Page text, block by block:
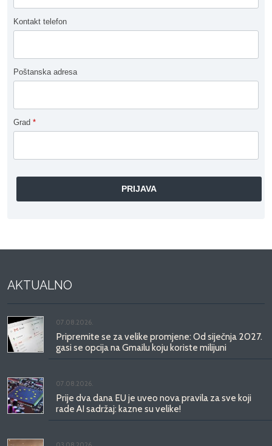
Kontakt telefon
Poštanska adresa
Grad *
AKTUALNO
07.08.2026.
Pripremite se za velike promjene: Od siječnja 2027.
gasi se opcija na Gmailu koju koriste milijuni
07.08.2026.
Prije dva dana EU je uveo nova pravila za sve koji
rade AI sadržaj: kazne su velike!